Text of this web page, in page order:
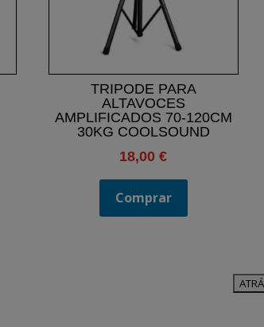
TRIPODE PARA
ALTAVOCES
AMPLIFICADOS 70-120CM
30KG COOLSOUND
18,00€
Comprar